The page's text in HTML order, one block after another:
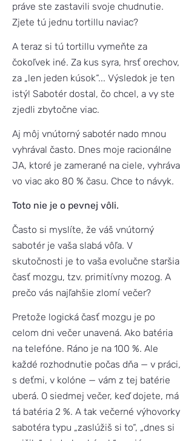
práve ste zastavili svoje chudnutie.
Zjete tú jednu tortillu naviac?
A teraz si tú tortillu vymeňte za
čokoľvek iné. Za kus syra, hrsť orechov,
za „len jeden kúsok“... Výsledok je ten
istý! Sabotér dostal, čo chcel, a vy ste
zjedli zbytočne viac.
Aj môj vnútorný sabotér nado mnou
vyhrával často. Dnes moje racionálne
JA, ktoré je zamerané na ciele, vyhráva
vo viac ako 80 % času. Chce to návyk.
Toto nie je o pevnej vôli.
Často si myslíte, že váš vnútorný
sabotér je vaša slabá vôľa. V
skutočnosti je to vaša evolučne staršia
časť mozgu, tzv. primitívny mozog. A
prečo vás najľahšie zlomí večer?
Pretože logická časť mozgu je po
celom dni večer unavená. Ako batéria
na telefóne. Ráno je na 100 %. Ale
každé rozhodnutie počas dňa — v práci,
s deťmi, v kolóne — vám z tej batérie
uberá. O siedmej večer, keď dojete, má
tá batéria 2 %. A tak večerné výhovorky
sabotéra typu „zaslúžiš si to“, „dnes si